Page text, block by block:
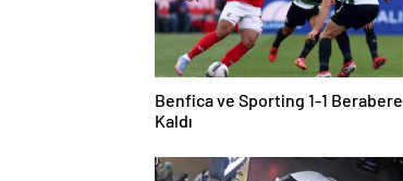
Benfica ve Sporting 1-1 Berabere
Kaldı